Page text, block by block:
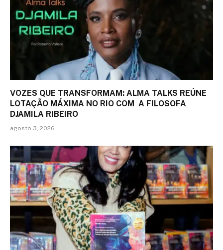
VOZES QUE TRANSFORMAM: ALMA TALKS REÚNE
LOTAÇÃO MÁXIMA NO RIO COM A FILOSOFA
DJAMILA RIBEIRO
agosto 3, 2026